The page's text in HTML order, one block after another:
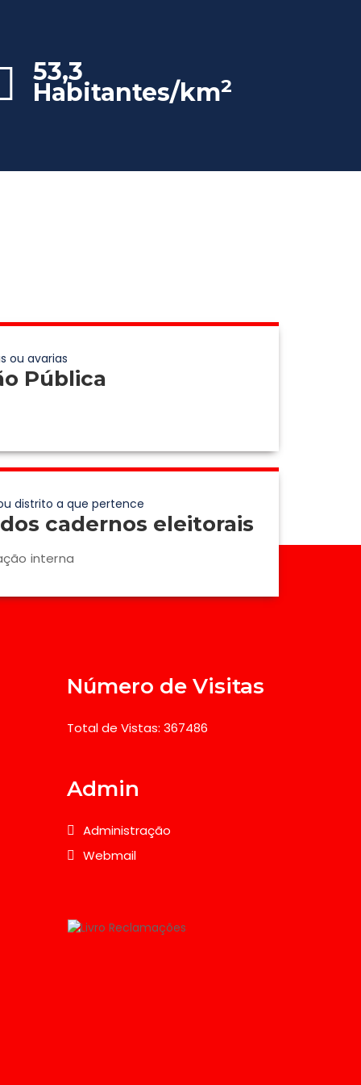
53,3
Habitantes/km2
ou avarias
Pública
distrito a que pertence
cadernos eleitorais
interna
Número de Visitas
Total de Vistas: 367486
Admin
Administração
Webmail